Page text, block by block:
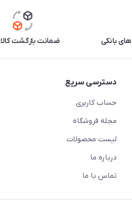
بانکی ضمانت بازگشت کالا 7روز
دسترسی سریع
حساب کاربری
مجله فروشگاه
لیست محصولات
درباره ما
تماس با ما